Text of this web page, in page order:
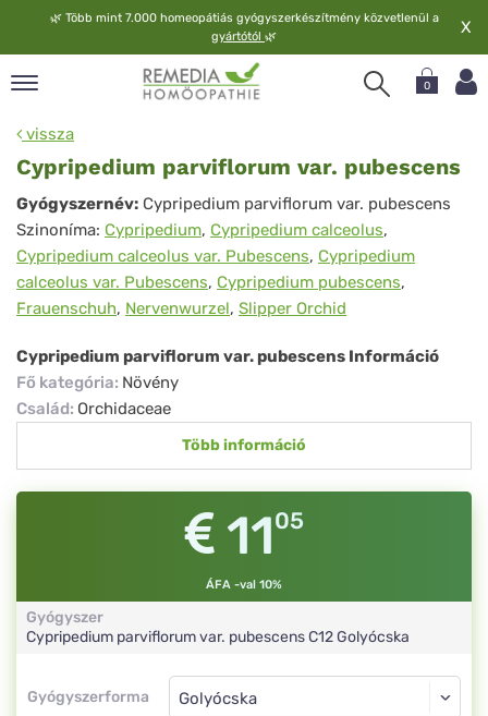
🌿 Több mint 7.000 homeopátiás gyógyszerkészítmény közvetlenül a
gyártótól 🌿 X
0
vissza
Cypripedium parviflorum var. pubescens
Cypripedium
parviflorum
var.
pubescens
Gyógyszernév: Cypripedium parviflorum var. pubescens
Szinoníma: Cypripedium, Cypripedium calceolus,
Cypripedium calceolus var. Pubescens, Cypripedium
calceolus var. Pubescens, Cypripedium pubescens,
Frauenschuh, Nervenwurzel, Slipper Orchid
Cypripedium parviflorum var. pubescens Információ
Fő kategória: Növény
Család: Orchidaceae
Több információ
1105
ÁFA -val 10%
Gyógyszer
Cypripedium parviflorum var. pubescensC12Golyócska
Gyógyszerforma
Gyógyszerforma